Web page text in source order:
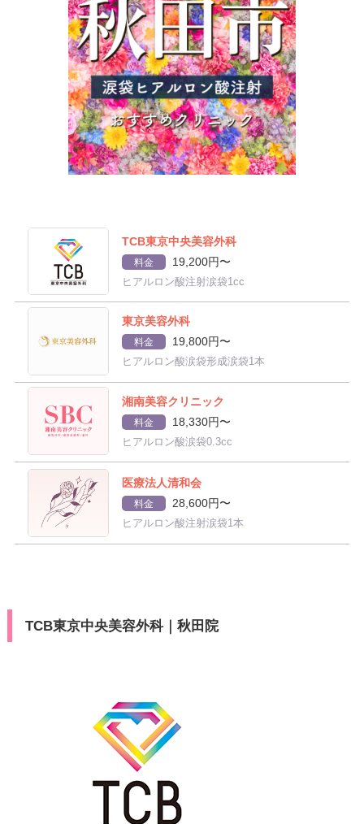
TCB東京中央美容外科
料金 19,200円〜
ヒアルロン酸注射涙袋1cc
東京美容外科
料金 19,800円〜
ヒアルロン酸涙袋形成涙袋1本
湘南美容クリニック
料金 18,330円〜
ヒアルロン酸涙袋0.3cc
医療法人清和会
料金 28,600円〜
ヒアルロン酸注射涙袋1本
TCB東京中央美容外科｜秋田院